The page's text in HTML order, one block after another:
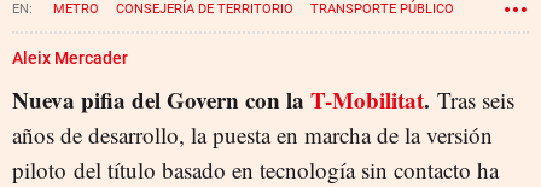
METRO CONSEJERÍA DE TERRITORIO TRANSPORTE PÚBLICO
T-MOBILITAT
Aleix Mercader
Nueva pifia del Govern con la T-Mobilitat. Tras seis
años de desarrollo, la puesta en marcha de la versión
piloto del título basado en tecnología sin contacto ha